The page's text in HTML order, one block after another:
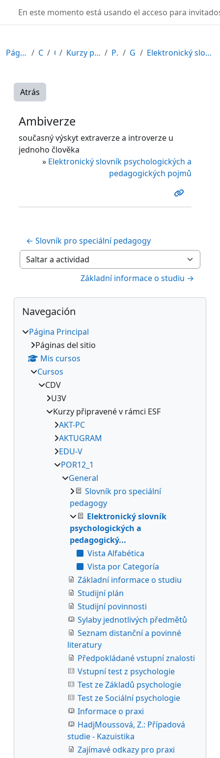
TURBO
En este momento está usando el acceso para
Página Principal Cursos CDV Kurzy připravené v rámci ESF POR12_1 General Elektronický slovník psychologických a pedagogický...
Atrás
Ambiverze
současný výskyt extraverze a introverze u
jednoho člověka
» Elektronický slovník psychologických a
pedagogických pojmů
← Slovník pro speciální pedagogy
Saltar a actividad
Základní informace o studiu →
Bloques
Salta Navegación
Navegación
Página Principal
Páginas del sitio
Mis cursos
Cursos
CDV
U3V
Kurzy připravené v rámci ESF
AKT-PC
AKTUGRAM
EDU-V
POR12_1
General
Slovník pro speciální
pedagogy
Elektronický slovník
psychologických a
pedagogický...
Vista Alfabética
Vista por Categoría
Základní informace o studiu
Studijní plán
Studijní povinnosti
Sylaby jednotlivých předmětů
Seznam distanční a povinné
literatury
Předpokládané vstupní znalosti
Vstupní test z psychologie
Test ze Základů psychologie
Test ze Sociální psychologie
Informace o praxi
HadjMoussová, Z.: Případová
studie - Kazuistika
Zajímavé odkazy pro praxi